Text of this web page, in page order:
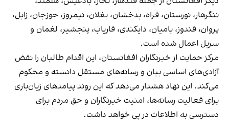
ننگرهار، نورستان، فراه، بدخشان، بغلان، نیمروز، جوزجان، زابل،
پروان، قندوز، بامیان، دایکندی، فاریاب، پنجشیر، لغمان و
سرپل اعمال شده است.
مرکز حمایت از خبرنگاران افغانستان، این اقدام طالبان را نقض
آزادی‌های اساسی بیان و رسانه‌های مستقل دانسته و محکوم
می‌کند. این نهاد هشدار می‌دهد که این روند پیامدهای زیان‌باری
برای فعالیت رسانه‌ها، امنیت خبرنگاران و حق مردم برای
دسترسی به اطلاعات در پی خواهد داشت.